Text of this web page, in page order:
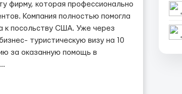
фирму, которая профессионально
Компания полностью помогла
к посольству США. Уже через
туристическую визу на 10
за оказанную помощь в
...